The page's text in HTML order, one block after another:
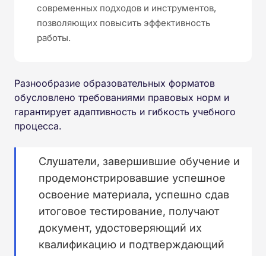
современных подходов и инструментов,
позволяющих повысить эффективность
работы.
Разнообразие образовательных форматов
обусловлено требованиями правовых норм и
гарантирует адаптивность и гибкость учебного
процесса.
Слушатели, завершившие обучение и
продемонстрировавшие успешное
освоение материала, успешно сдав
итоговое тестирование, получают
документ, удостоверяющий их
квалификацию и подтверждающий